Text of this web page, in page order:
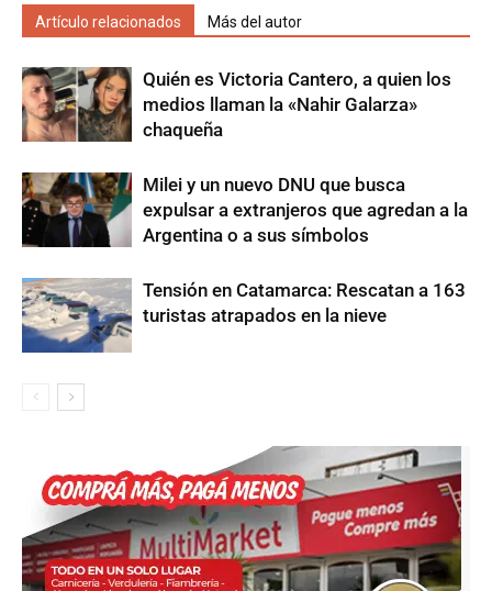
Artículo relacionados Más del autor
Quién es Victoria Cantero, a quien los
medios llaman la «Nahir Galarza»
chaqueña
Milei y un nuevo DNU que busca
expulsar a extranjeros que agredan a la
Argentina o a sus símbolos
Tensión en Catamarca: Rescatan a 163
turistas atrapados en la nieve